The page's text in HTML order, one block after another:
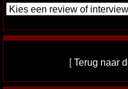
[Terug naar